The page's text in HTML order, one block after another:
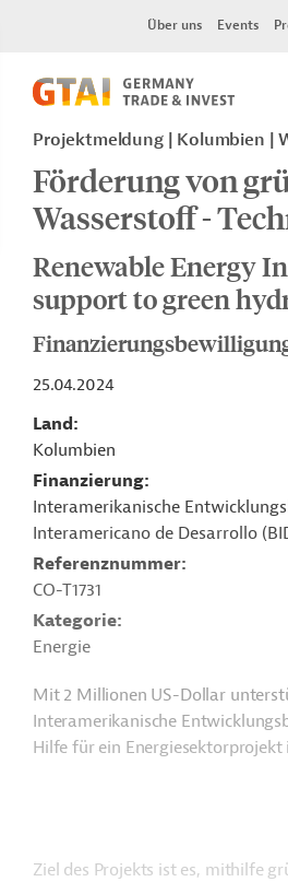
Über uns Events
Projektmeldung Kolumbien
Förderung von
Wasserstoff -
Renewable Energy
support to green
25.04.2024
Land
Kolumbien
Finanzierung
Interamerikanische
Interamericano de Desarrollo
Referenznummer
CO-T1731
Kategorie
Energie
Mit 2 Millionen US-Dollar
Interamerikanische
Hilfe für ein Energiesektorprojekt
Ziel des Projekts ist es, mithilfe